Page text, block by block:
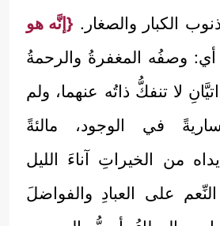
الكبار والصغار. {إنَّه هو
أي: وصفُه المغفرةُ والرحمةُ
لا تنفكُّ ذاتُه عنهما، ولم
في الوجود، مالئةً
من الخيراتِ آناءَ الليل
النِّعم على العبادِ والفواضلَ